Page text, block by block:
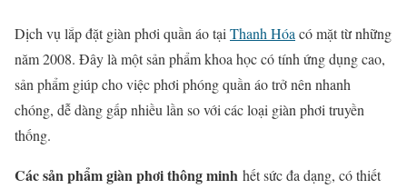
Dịch vụ lắp đặt giàn phơi quần áo tại Thanh Hóa có mặt từ những
năm 2008. Đây là một sản phẩm khoa học có tính ứng dụng cao,
sản phẩm giúp cho việc phơi phóng quần áo trở nên nhanh
chóng, dễ dàng gấp nhiều lần so với các loại giàn phơi truyền
thống.
Các sản phẩmgiàn phơi thông minh hết sức đa dạng, có thiết